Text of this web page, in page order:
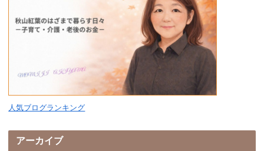
人気ブログランキング
アーカイブ